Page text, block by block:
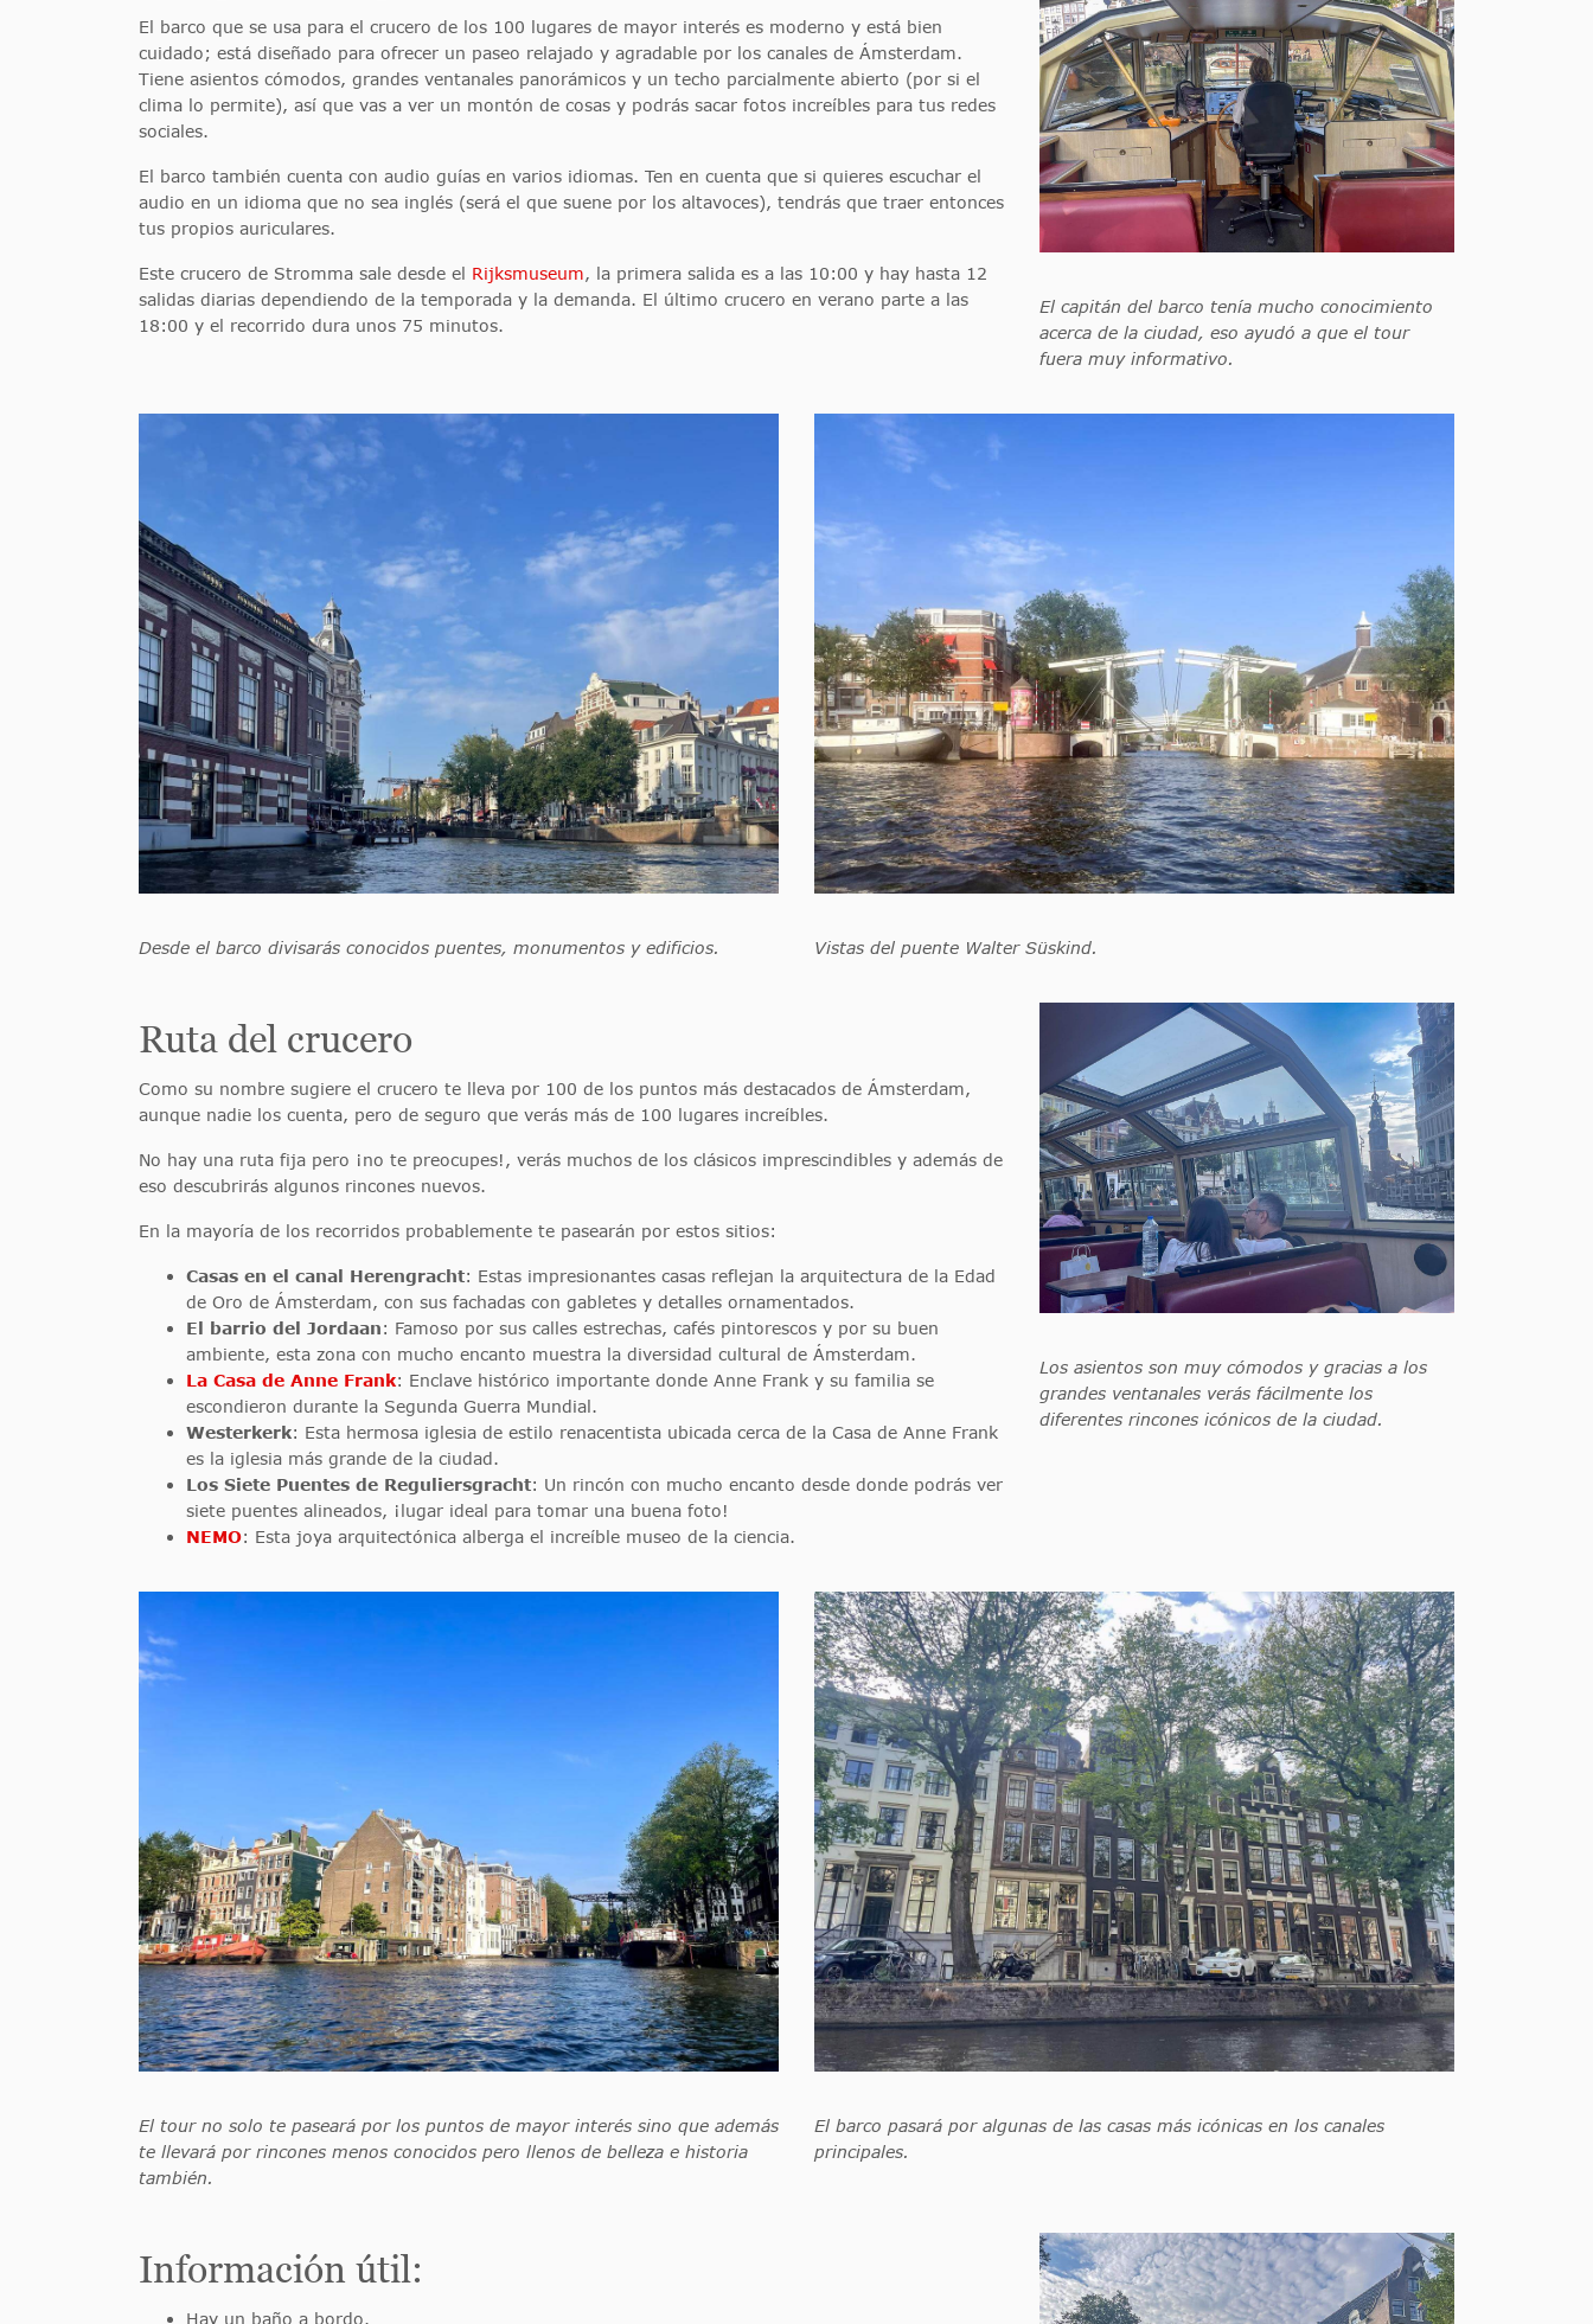
El barco que se usa para el crucero de los 100 lugares de mayor interés es moderno y está bien
cuidado; está diseñado para ofrecer un paseo relajado y agradable por los canales de Ámsterdam.
Tiene asientos cómodos, grandes ventanales panorámicos y un techo parcialmente abierto (por si el
clima lo permite), así que vas a ver un montón de cosas y podrás sacar fotos increíbles para tus redes
sociales.
El barco también cuenta con audio guías en varios idiomas. Ten en cuenta que si quieres escuchar el
audio en un idioma que no sea inglés (será el que suene por los altavoces), tendrás que traer entonces
tus propios auriculares.
Este crucero de Stromma sale desde el Rijksmuseum, la primera salida es a las 10:00 y hay hasta 12
salidas diarias dependiendo de la temporada y la demanda. El último crucero en verano parte a las
18:00 y el recorrido dura unos 75 minutos.
El capitán del barco tenía mucho conocimiento
acerca de la ciudad, eso ayudó a que el tour
fuera muy informativo.
Desde el barco divisarás conocidos puentes, monumentos y edificios. Vistas del puente Walter Süskind.
Ruta del crucero
Como su nombre sugiere el crucero te lleva por 100 de los puntos más destacados de Ámsterdam,
aunque nadie los cuenta, pero de seguro que verás más de 100 lugares increíbles.
No hay una ruta fija pero ¡no te preocupes!, verás muchos de los clásicos imprescindibles y además de
eso descubrirás algunos rincones nuevos.
En la mayoría de los recorridos probablemente te pasearán por estos sitios:
Casas en el canal Herengracht: Estas impresionantes casas reflejan la arquitectura de la Edad
de Oro de Ámsterdam, con sus fachadas con gabletes y detalles ornamentados.
El barrio del Jordaan: Famoso por sus calles estrechas, cafés pintorescos y por su buen
ambiente, esta zona con mucho encanto muestra la diversidad cultural de Ámsterdam.
La Casa de Anne Frank: Enclave histórico importante donde Anne Frank y su familia se
escondieron durante la Segunda Guerra Mundial.
Westerkerk: Esta hermosa iglesia de estilo renacentista ubicada cerca de la Casa de Anne Frank
es la iglesia más grande de la ciudad.
Los Siete Puentes de Reguliersgracht: Un rincón con mucho encanto desde donde podrás ver
siete puentes alineados, ¡lugar ideal para tomar una buena foto!
NEMO: Esta joya arquitectónica alberga el increíble museo de la ciencia.
Los asientos son muy cómodos y gracias a los
grandes ventanales verás fácilmente los
diferentes rincones icónicos de la ciudad.
El tour no solo te paseará por los puntos de mayor interés sino que además
te llevará por rincones menos conocidos pero llenos de belleza e historia
también.
El barco pasará por algunas de las casas más icónicas en los canales
principales.
Información útil:
Hay un baño a bordo.